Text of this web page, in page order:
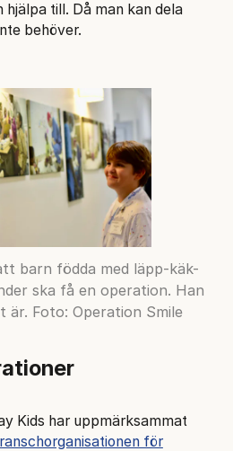
till. Då man kan dela
behöver.
barn födda med läpp-käk-
ska få en operation. Han
är. Foto: Operation Smile
Kids har uppmärksammat
för